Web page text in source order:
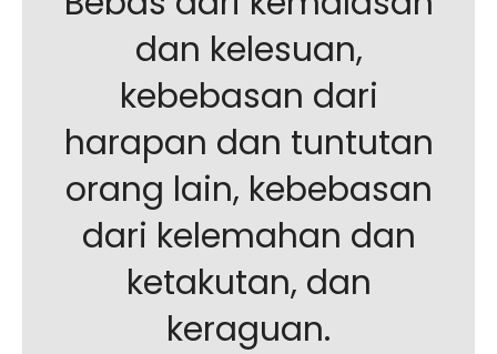
dan kelesuan,
kebebasan dari
harapan dan tuntutan
orang lain, kebebasan
dari kelemahan dan
ketakutan, dan
keraguan.